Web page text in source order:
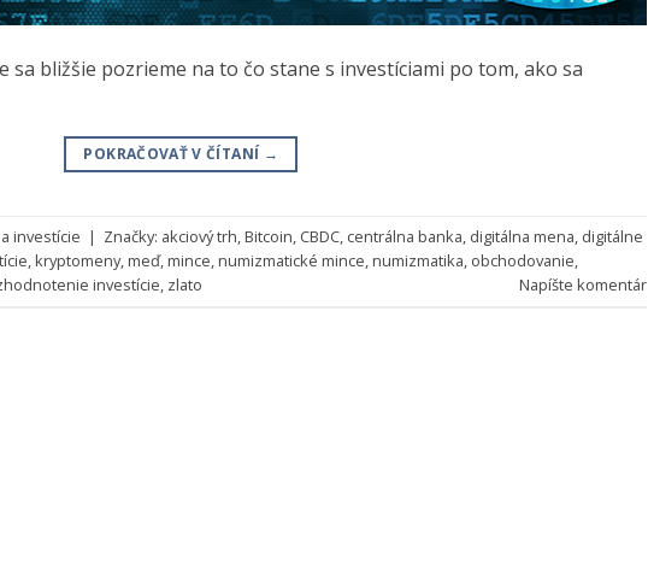
sa bližšie pozrieme na to čo stane s investíciami po tom, ako sa
POKRAČOVAŤ V ČÍTANÍ →
investície | Značky: akciový trh,Bitcoin, CBDC, centrálna banka, digitálna mena, digitálne
,kryptomeny,meď,mince,numizmatické mince,numizmatika, obchodovanie,
investície, zlato Napíšte komentár